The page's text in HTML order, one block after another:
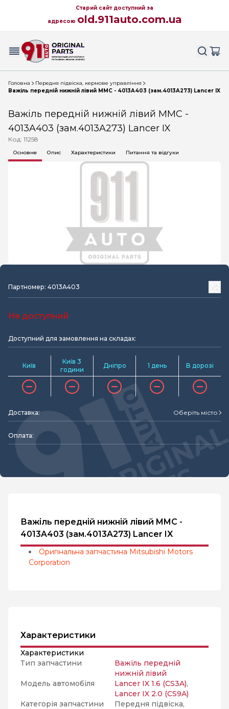
Старий сайт доступний за
адресою old.911auto.com.ua
Головна
Передня підвіска, кермове управління
Важіль передній нижній лівий MMC - 4013A403 (зам.4013A273) Lancer IX
Важіль передній нижній лівий MMC -
4013A403 (зам.4013A273) Lancer IX
Код: 11258
Основне Опис Характеристики Питання та відгуки
Партномер: 4013A403
Не доступний
Доступний для замовлення на складах:
Київ
Київ 3
години
Дніпро 1 день В дорозі
Доставка: Оберіть місто
Оплата:
Важіль передній нижній лівий MMC -
4013A403 (зам.4013A273) Lancer IX
Оригінальна запчастина Mitsubishi Motors
Corporation
Характеристики
Характеристики
Тип запчастини
Важіль передній
нижній лівий
Модель автомобіля
Lancer IX 1.6 (CS3A),
Lancer IX 2.0 (CS9A)
Категорія запчастини
Передня підвіска,